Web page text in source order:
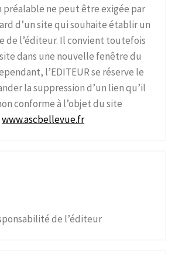
préalable ne peut être exigée par
d’un site qui souhaite établir un
de l’éditeur. Il convient toutefois
dans une nouvelle fenêtre du
l’EDITEUR se réserve le
la suppression d’un lien qu’il
conforme à l’objet du site
www.ascbellevue.fr
de l’éditeur